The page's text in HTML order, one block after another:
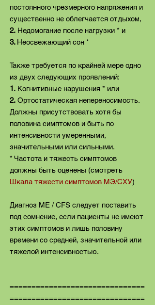
постоянного чрезмерного напряжения и
существенно не облегчается отдыхом,
2. Недомогание после нагрузки * и
3. Неосвежающий сон *
Также требуется по крайней мере одно
из двух следующих проявлений:
1. Когнитивные нарушения * или
2. Ортостатическая непереносимость.
Должны присутствовать хотя бы
половина симптомов и быть по
интенсивности умеренными,
значительными или сильными.
* Частота и тяжесть симптомов
должны быть оценены (смотреть
Шкала тяжести симптомов МЭ/СХУ)
Диагноз ME / CFS следует поставить
под сомнение, если пациенты не имеют
этих симптомов и лишь половину
времени со средней, значительной или
тяжелой интенсивностью.
===============================
===============================